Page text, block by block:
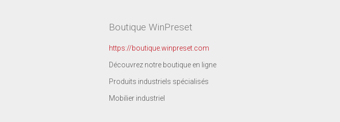
Boutique WinPreset
https://boutique.winpreset.com
Découvrez notre boutique en ligne
Produits industriels spécialisés
Mobilier industriel